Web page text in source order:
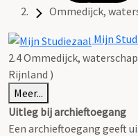
Ommedijck,
Mijn
2.4 Ommedijck,
Rijnland )
Meer...
Uitleg bij archieftoegang
Een archieftoegang geeft